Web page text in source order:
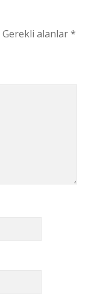
Gerekli alanlar*